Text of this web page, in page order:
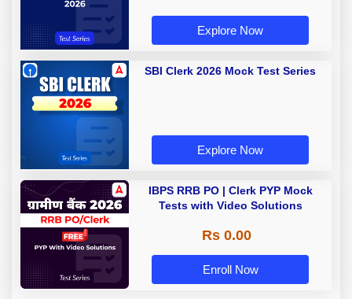
Explore Now
SBI Clerk 2026 Mock Test Series
Explore Now
IBPS RRB PO | Clerk PYP Mock
Tests with Video Solutions
Rs 0.00
Enroll Now